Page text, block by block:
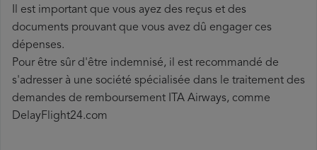
Il est important que vous ayez des reçus et des
documents prouvant que vous avez dû engager ces
dépenses.
Pour être sûr d'être indemnisé, il est recommandé de
s'adresser à une société spécialisée dans le traitement des
demandes de remboursement ITA Airways, comme
DelayFlight24.com